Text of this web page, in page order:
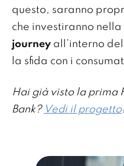
questo, saranno
che investiranno nella
journey all’interno
la sfida con i
Hai già visto la prima
Bank? Vedi il progetto